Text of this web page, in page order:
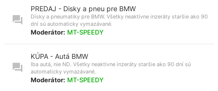
PREDAJ - Disky a pneu pre BMW
Disky a pneumatiky pre BMW. Všetky neaktívne inzeráty staršie ako 90
dní sú automaticky vymazávané.
Moderátor: MT-SPEEDY
KÚPA - Autá BMW
Iba autá, nie ND. Všetky neaktívne inzeráty staršie ako 90 dní sú
automaticky vymazávané.
Moderátor: MT-SPEEDY